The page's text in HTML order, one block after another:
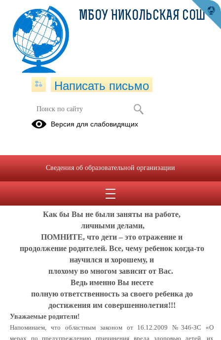
Родителям
"Семейный
очаг"
Как бы Вы не были заняты на работе,
личными делами,
ПОМНИТЕ, что дети – это отражение и
продолжение родителей. Все, чему ребенок когда-то
научился и хорошему, и
плохому во многом зависит от Вас.
Ведь именно Вы несете
полную ответственность за своего ребенка до
достижения им совершеннолетия!!!
Уважаемые родители!
Напоминаем, что областным законом от 16.12.2009 №346-ЗС «О
мерах по предупреждению причинения вреда здоровью детей, их
МБОУ НИКОЛЬСКАЯ СОШ
Написать письмо
Версия для слабовидящих
Сведения об образовательной организации